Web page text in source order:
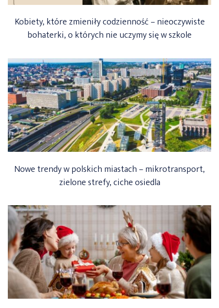
Kobiety, które zmieniły codzienność – nieoczywiste
bohaterki, o których nie uczymy się w szkole
Nowe trendy w polskich miastach – mikrotransport,
zielone strefy, ciche osiedla